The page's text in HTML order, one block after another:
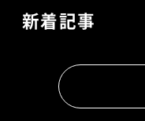
新着記事